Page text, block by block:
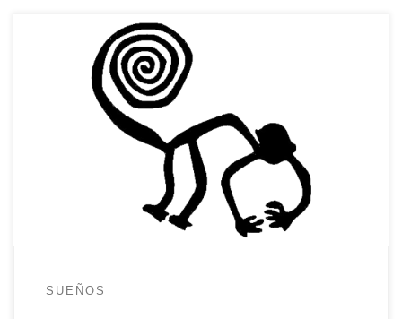
Fue un pinchazo rápido, duró un segundo y
apenas me dio tiempo a sentir la aguja. Admito
que me sentí decepcionado por la brevedad del
instante más trascendente para mi en el último
año y medio porque, si la duración del pinchazo
hubiese sido proporcional a su importancia, ese
SUEÑOS